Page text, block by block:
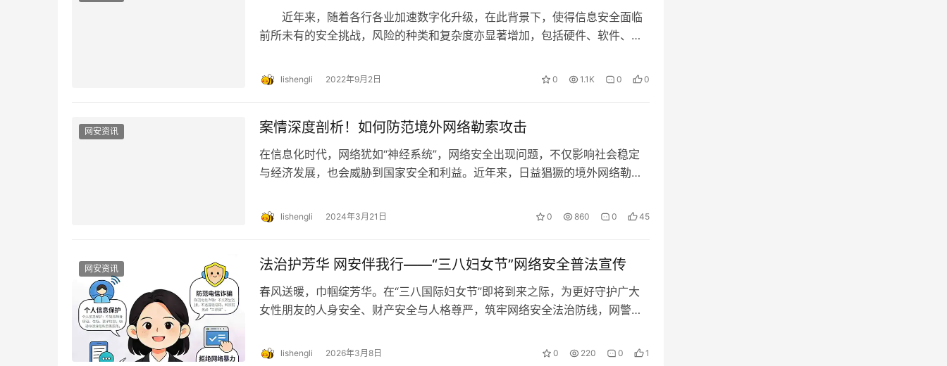
近年来，随着各行各业加速数字化升级，在此背景下，使得信息安全面临
前所未有的安全挑战，风险的种类和复杂度亦显著增加，包括硬件、软件、基
lishengli 2022年9月2日 0 1.1K 0 0
网安资讯 案情深度剖析！如何防范境外网络勒索攻击
在信息化时代，网络犹如“神经系统”，网络安全出现问题，不仅影响社会稳定
与经济发展，也会威胁到国家安全和利益。近年来，日益猖獗的境外网络勒索
lishengli 2024年3月21日 0 860 0 45
网安资讯 法治护芳华 网安伴我行——“三八妇女节”网络安全普法宣传
春风送暖，巾帼绽芳华。在“三八国际妇女节”即将到来之际，为更好守护广大
女性朋友的人身安全、财产安全与人格尊严，筑牢网络安全法治防线，网警特
lishengli 2026年3月8日 0 220 0 1